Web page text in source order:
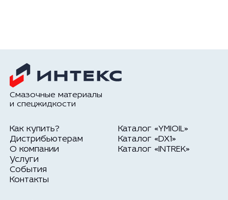
Смазочные материалы
и спецжидкости
Как купить?
Дистрибьютерам
О компании
Услуги
События
Контакты
Каталог «YMIOIL»
Каталог «DX1»
Каталог «INTREK»